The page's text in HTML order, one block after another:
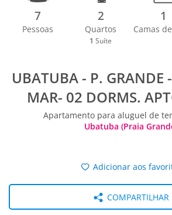
7
Pessoas
2
Quartos
1 Suíte
1
Camas
UBATUBA - P. GRANDE
MAR- 02 DORMS.
Apartamento para aluguel de
Ubatuba (Praia
Adicionar aos
COMPARTILHAR